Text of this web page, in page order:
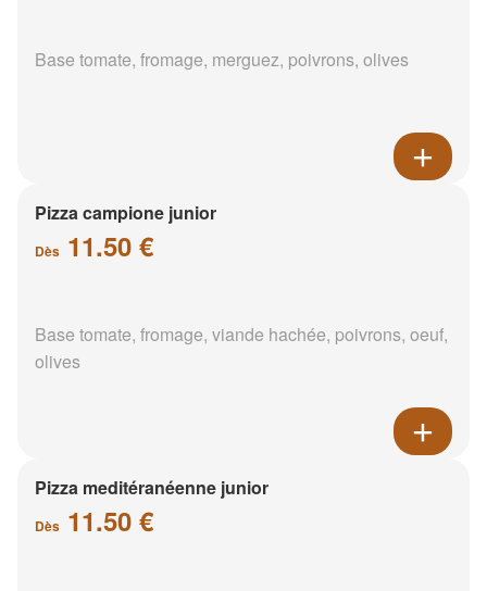
Base tomate, fromage, merguez, poivrons, olives
Pizza campione junior
Dès 11.50 €
Base tomate, fromage, viande hachée, poivrons, oeuf,
olives
Pizza meditéranéenne junior
Dès 11.50 €